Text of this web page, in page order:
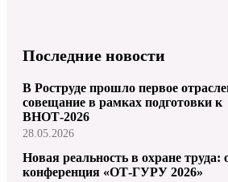
Последние новости
В Роструде прошло первое
совещание в рамках подготовки к
ВНОТ-2026
28.05.2026
Новая реальность в охране труда:
конференция «ОТ-ГУРУ 2026»